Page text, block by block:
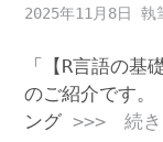
2025年11月8日
「【R言語の
のご紹介です。
ング >>> 続き